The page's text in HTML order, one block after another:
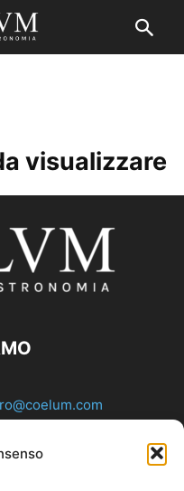
visualizzare